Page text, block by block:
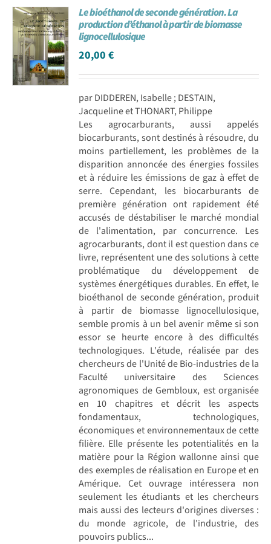
Achat en ligne
Panier WooCommerce
Le bioéthanol de seconde génération. La
production d’éthanol à partir de biomasse
lignocellulosique
20,00€
par DIDDEREN, Isabelle ; DESTAIN,
Jacqueline et THONART, Philippe
Les agrocarburants, aussi appelés
biocarburants, sont destinés à résoudre, du
moins partiellement, les problèmes de la
disparition annoncée des énergies fossiles
et à réduire les émissions de gaz à effet de
serre. Cependant, les biocarburants de
première génération ont rapidement été
accusés de déstabiliser le marché mondial
de l'alimentation, par concurrence. Les
agrocarburants, dont il est question dans ce
livre, représentent une des solutions à cette
problématique du développement de
systèmes énergétiques durables. En effet, le
bioéthanol de seconde génération, produit
à partir de biomasse lignocellulosique,
semble promis à un bel avenir même si son
essor se heurte encore à des difficultés
technologiques. L'étude, réalisée par des
chercheurs de l'Unité de Bio-industries de la
Faculté universitaire des Sciences
agronomiques de Gembloux, est organisée
en 10 chapitres et décrit les aspects
fondamentaux, technologiques,
économiques et environnementaux de cette
filière. Elle présente les potentialités en la
matière pour la Région wallonne ainsi que
des exemples de réalisation en Europe et en
Amérique. Cet ouvrage intéressera non
seulement les étudiants et les chercheurs
mais aussi des lecteurs d'origines diverses :
du monde agricole, de l'industrie, des
pouvoirs publics...